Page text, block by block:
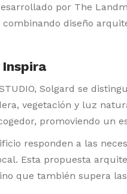
por The
diseño
Inspira
Solgard se
vegetación y luz
promoviendo un
responden a las
Esta propuesta
que también supera